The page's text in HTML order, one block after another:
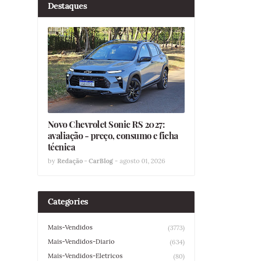
Destaques
Novo Chevrolet Sonic RS 2027:
avaliação - preço, consumo e ficha
técnica
by Redação - CarBlog - agosto 01, 2026
Categories
Mais-Vendidos
(3773)
Mais-Vendidos-Diario
(634)
Mais-Vendidos-Eletricos
(80)